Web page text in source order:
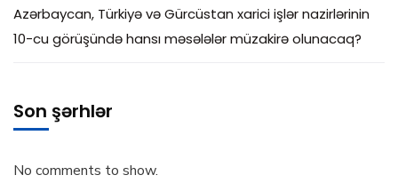
Azərbaycan, Türkiyə və Gürcüstan xarici işlər nazirlərinin
10-cu görüşündə hansı məsələlər müzakirə olunacaq?
Son şərhlər
No comments to show.